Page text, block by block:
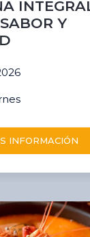
Y
INFORMACIÓN